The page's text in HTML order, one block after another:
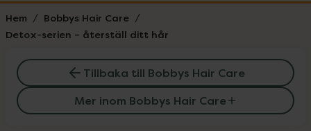
Hem
Bobbys Hair Care
Detox-serien – återställ ditt hår
Tillbaka till Bobbys Hair Care
Mer inom Bobbys Hair Care